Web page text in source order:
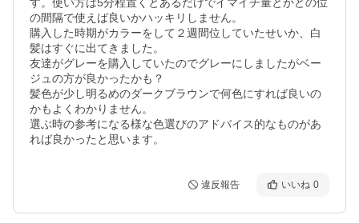
の間隔で使えば良いかハッキリしません。
購入した時期がカラーをして２週間位していたせいか、白
髪はすぐに出てきました。
友達がグレーを購入していたのでグレーにしましたがベー
ジュの方が良かったかも？
髪色が少し明るめのダークブラウンで何色にすれば良いの
かもよくわかりません。
選ぶ時の参考になる様な色選びのアドバイス的なものがあ
違反報告 いいね 0